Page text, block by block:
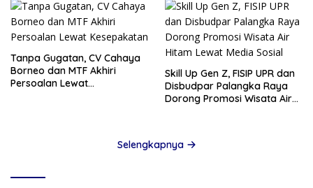
Tanpa Gugatan, CV Cahaya
Borneo dan MTF Akhiri
Persoalan Lewat
Skill Up Gen Z, FISIP UPR dan
Disbudpar Palangka Raya
Dorong Promosi Wisata Air
Selengkapnya